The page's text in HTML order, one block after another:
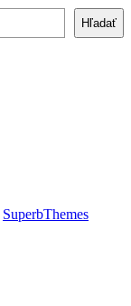
Hľadať
SuperbThemes